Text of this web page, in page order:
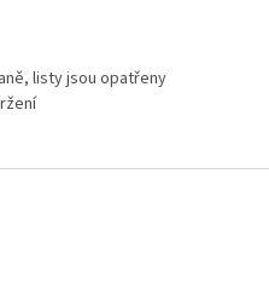
listy jsou opatřeny